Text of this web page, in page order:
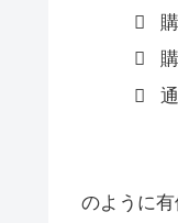
のように